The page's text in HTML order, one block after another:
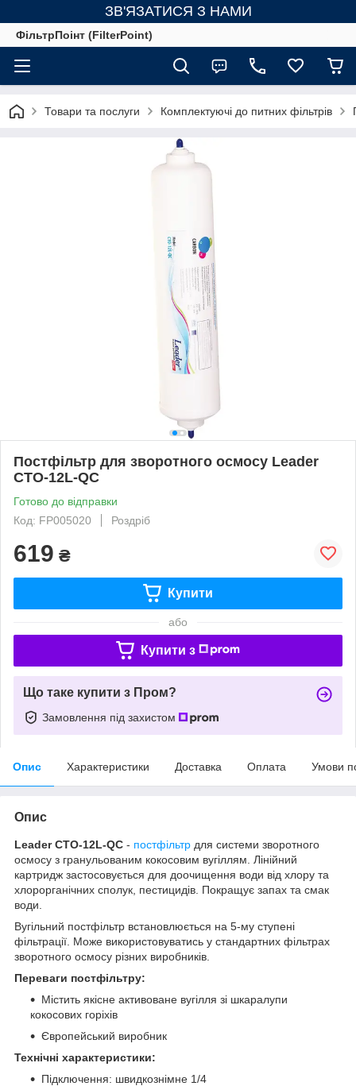
ЗВ'ЯЗАТИСЯ З НАМИ
ФільтрПоінт (FilterPoint)
Товари та послуги Комплектуючі до питних фільтрів
Постфільтр для зворотного осмосу Leader
CTO-12L-QC
Готово до відправки
Код: FP005020
Роздріб
619 ₴
Купити
або
Купити з
Що таке купити з Пром?
Замовлення під захистом
Опис Характеристики Доставка Оплата Умови
Опис
Leader CTO-12L-QC - постфільтр для системи зворотного
осмосу з гранульованим кокосовим вугіллям. Лінійний
картридж застосовується для доочищення води від хлору та
хлорорганічних сполук, пестицидів. Покращує запах та смак
води.
Вугільний постфільтр встановлюється на 5-му ступені
фільтрації. Може використовуватись у стандартних фільтрах
зворотного осмосу різних виробників.
Переваги постфільтру:
Містить якісне активоване вугілля зі шкаралупи
кокосових горіхів
Європейський виробник
Технічні характеристики:
Підключення: швидкознімне 1/4